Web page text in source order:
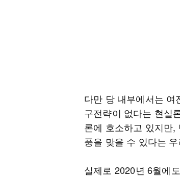
다만 당 내부에서는
구전략이 없다는 현실
론에 호소하고 있지만,
풍을 맞을 수 있다는
실제로 2020년 6월에